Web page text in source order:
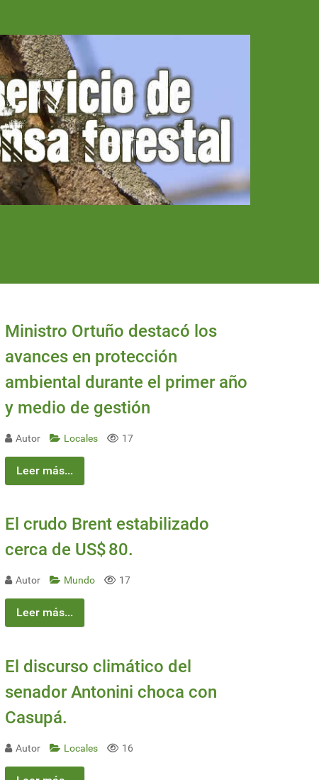
Ministro Ortuño destacó los
avances en protección
ambiental durante el primer año
y medio de gestión
Autor Locales 17
Leer más...
El crudo Brent estabilizado
cerca de US$ 80.
Autor Mundo 17
Leer más...
El discurso climático del
senador Antonini choca con
Casupá.
Autor Locales 16